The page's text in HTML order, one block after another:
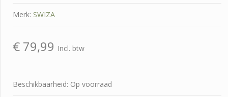
Merk: SWIZA
€ 79,99 Incl. btw
Beschikbaarheid: Op voorraad